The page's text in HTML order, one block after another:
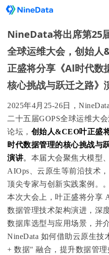
NineData将出席第25
全球运维大会，创始人
正盛将分享《Al时代数
核心挑战与跃迁之路》
2025年4月25-26日，
二十五届GOPS全球运维大
论坛， 创始人&CEO叶正盛
时代数据管理的核心挑战与
演讲。 本届大会聚焦大模型、
AIOps、云原生等前沿技术
顶尖专家与创新实践案例。。
本次大会上，叶正盛将分享
数据管理技术架构演进，深
数据库选型与应用场景，并
NineData 如何借助云原生技
+ 数据" 融合，提升数据管理